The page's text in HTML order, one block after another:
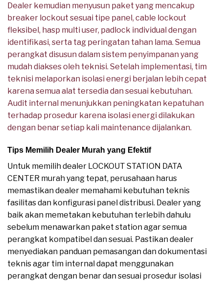
Dealer kemudian menyusun paket yang mencakup
breaker lockout sesuai tipe panel, cable lockout
fleksibel, hasp multi user, padlock individual dengan
identifikasi, serta tag peringatan tahan lama. Semua
perangkat disusun dalam sistem penyimpanan yang
mudah diakses oleh teknisi. Setelah implementasi, tim
teknisi melaporkan isolasi energi berjalan lebih cepat
karena semua alat tersedia dan sesuai kebutuhan.
Audit internal menunjukkan peningkatan kepatuhan
terhadap prosedur karena isolasi energi dilakukan
dengan benar setiap kali maintenance dijalankan.
Tips Memilih Dealer Murah yang Efektif
Untuk memilih dealer LOCKOUT STATION DATA
CENTER murah yang tepat, perusahaan harus
memastikan dealer memahami kebutuhan teknis
fasilitas dan konfigurasi panel distribusi. Dealer yang
baik akan memetakan kebutuhan terlebih dahulu
sebelum menawarkan paket station agar semua
perangkat kompatibel dan sesuai. Pastikan dealer
menyediakan panduan pemasangan dan dokumentasi
teknis agar tim internal dapat menggunakan
perangkat dengan benar dan sesuai prosedur isolasi